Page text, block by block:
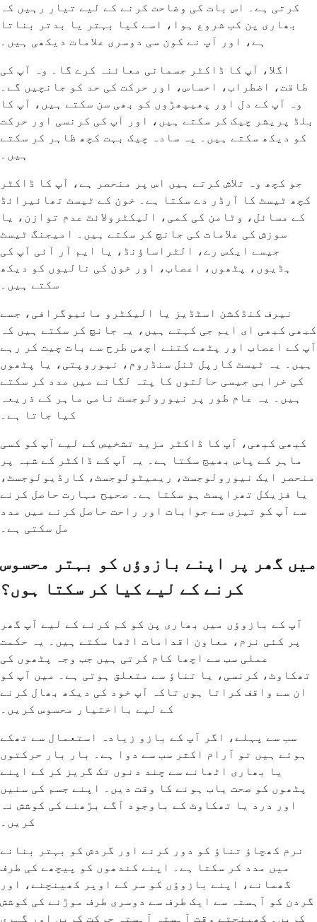
کرتی ہے۔ اس بات کی وضاحت کرنے کے لیے تیار رہیں کہ
بھاری پن کب شروع ہوا، اسے کیا بہتر یا بدتر بناتا
ہے، اور آپ نے کون سی دوسری علامات دیکھی ہیں۔
اگلا، آپ کا ڈاکٹر جسمانی معائنہ کرے گا۔ وہ آپ کی
طاقت، اضطراب، احساس، اور حرکت کی حد کو جانچیں گے۔
وہ آپ کے دل اور پھیپھڑوں کو بھی سن سکتے ہیں، آپ کا
بلڈ پریشر چیک کر سکتے ہیں، اور آپ کی کرنسی اور حرکت
کو دیکھ سکتے ہیں۔ یہ سادہ چیک بہت کچھ ظاہر کر سکتے
ہیں۔
جو کچھ وہ تلاش کرتے ہیں اس پر منحصر ہے، آپ کا ڈاکٹر
کچھ ٹیسٹ کا آرڈر دے سکتا ہے۔ خون کے ٹیسٹ تھائیرائڈ
کے مسائل، وٹامن کی کمی، الیکٹرولائٹ عدم توازن، یا
سوزش کی علامات کی جانچ کر سکتے ہیں۔ امیجنگ ٹیسٹ
جیسے ایکس رے، الٹراساؤنڈ، یا ایم آر آئی آپ کی
ہڈیوں، پٹھوں، اعصاب، اور خون کی نالیوں کو دیکھ
سکتے ہیں۔
نیرف کنڈکشن اسٹڈیز یا الیکٹرو مائیوگرافی، جسے
کبھی کبھی ای ایم جی کہتے ہیں، یہ جانچ کر سکتے ہیں کہ
آپ کے اعصاب اور پٹھے کتنے اچھی طرح سے بات چیت کر رہے
ہیں۔ یہ ٹیسٹ کارپل ٹنل سنڈروم، نیوروپتی، یا پٹھوں
کی خرابی جیسی حالتوں کا پتہ لگانے میں مدد کر سکتے
ہیں۔ یہ عام طور پر نیورولوجسٹ نامی ماہر کے ذریعہ
کیا جاتا ہے۔
کبھی کبھی، آپ کا ڈاکٹر مزید تشخیص کے لیے آپ کو کسی
ماہر کے پاس بھیج سکتا ہے۔ یہ آپ کے ڈاکٹر کے شبہ پر
منحصر ایک نیورولوجسٹ، ریمیٹولوجسٹ، کارڈیولوجسٹ،
یا فزیکل تھراپسٹ ہو سکتا ہے۔ صحیح مہارت حاصل کرنے
سے آپ کو تیزی سے جوابات اور راحت حاصل کرنے میں مدد
مل سکتی ہے۔
میں گھر پر اپنے بازوؤں کو بہتر محسوس
کرنے کے لیے کیا کر سکتا ہوں؟
آپ کے بازوؤں میں بھاری پن کو کم کرنے کے لیے آپ گھر
پر کئی نرم، معاون اقدامات اٹھا سکتے ہیں۔ یہ حکمت
عملی سب سے اچھا کام کرتی ہیں جب وجہ پٹھوں کی
تھکاوٹ، کرنسی، یا تناؤ سے متعلق ہوتی ہے۔ میں آپ کو
ان سے واقف کراتا ہوں تاکہ آپ خود کی دیکھ بھال کرنے
کے لیے بااختیار محسوس کریں۔
سب سے پہلے، اگر آپ کے بازو زیادہ استعمال سے تھکے
ہوئے ہیں تو آرام اکثر سب سے دوا ہے۔ بار بار حرکتوں
یا بھاری اٹھانے سے چند دنوں تک گریز کر کے اپنے
پٹھوں کو صحت یاب ہونے کا وقت دیں۔ اپنے جسم کی سنیں
اور درد یا تھکاوٹ کے باوجود آگے بڑھنے کی کوشش نہ
کریں۔
نرم کھچاؤ تناؤ کو دور کرنے اور گردش کو بہتر بنانے
میں مدد کر سکتا ہے۔ اپنے کندھوں کو پیچھے کی طرف
گھمانے، اپنے بازوؤں کو سر کے اوپر کھینچنے، اور
گردن کو آہستہ سے ایک طرف سے دوسری طرف موڑنے کی کوشش
کریں۔ کھینچتے وقت آہستہ آہستہ حرکت کریں اور گہری